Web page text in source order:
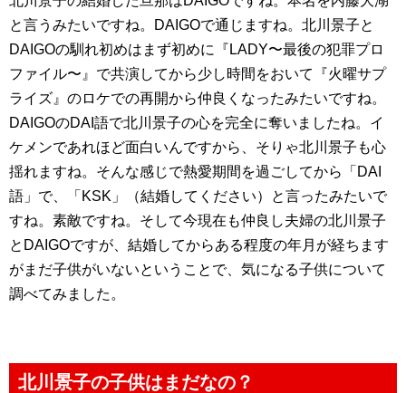
と言うみたいですね。DAIGOで通じますね。北川景子と
DAIGOの馴れ初めはまず初めに『LADY〜最後の犯罪プロ
ファイル〜』で共演してから少し時間をおいて『火曜サプ
ライズ』のロケでの再開から仲良くなったみたいですね。
DAIGOのDAI語で北川景子の心を完全に奪いましたね。イ
ケメンであれほど面白いんですから、そりゃ北川景子も心
揺れますね。そんな感じで熱愛期間を過ごしてから「DAI
語」で、「KSK」（結婚してください）と言ったみたいで
すね。素敵ですね。そして今現在も仲良し夫婦の北川景子
とDAIGOですが、結婚してからある程度の年月が経ちます
がまだ子供がいないということで、気になる子供について
調べてみました。
北川景子の子供はまだなの？